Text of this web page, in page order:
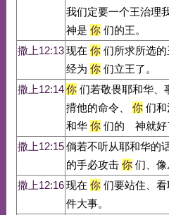
我们定要一个王治理
神是 你们的王。
撒上12:13现在 你们所求所选的
经为 你们立王了。
撒上12:14你们若敬畏耶和华、
揹他的命令、
你们和
和华 你们的 神就好
撒上12:15倘若不听从耶和华的
的手必攻击 你们、像
撒上12:16现在 你们要站住、看
件大事。